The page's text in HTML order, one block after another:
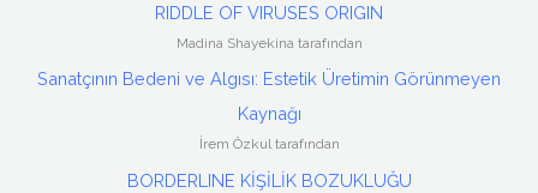
RIDDLE OF VIRUSES ORIGIN
Madina Shayekina tarafından
Sanatçının Bedeni ve Algısı: Estetik Üretimin Görünmeyen
Kaynağı
İrem Özkul tarafından
BORDERLINE KİŞİLİK BOZUKLUĞU